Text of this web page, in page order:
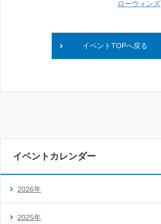
ローウィンズ
イベントTOPへ戻る
イベントカレンダー
2026年
2025年